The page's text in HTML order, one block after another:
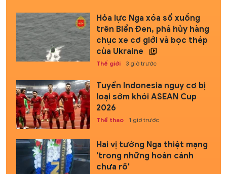
Hỏa lực Nga xóa sổ xuồng
trên Biển Đen, phá hủy hàng
chục xe cơ giới và bọc thép
của Ukraine
Thế giới 3 giờ trước
Tuyển Indonesia nguy cơ bị
loại sớm khỏi ASEAN Cup
2026
Thể thao 1 giờ trước
Hai vị tướng Nga thiệt mạng
'trong những hoàn cảnh
chưa rõ'